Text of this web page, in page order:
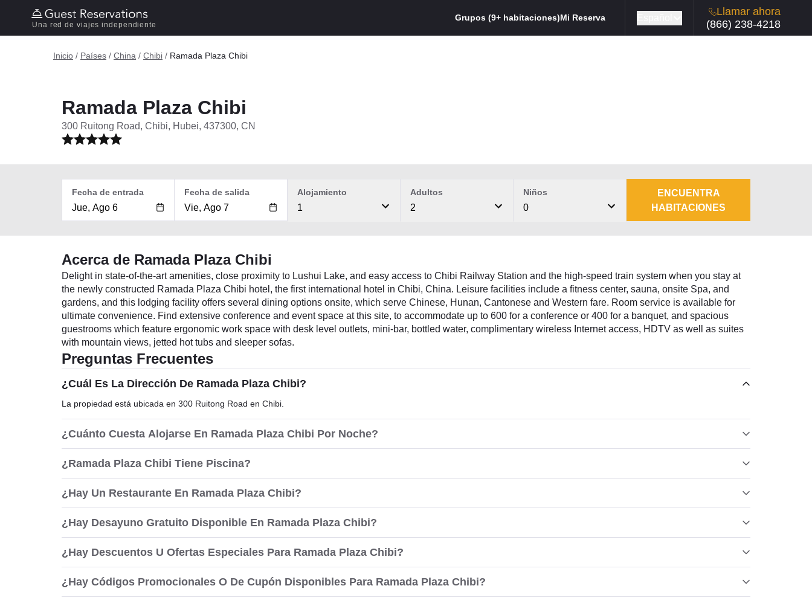
Una red de viajes independiente
Grupos (9+ habitaciones)Mi Reserva
Llamar ahora
(866) 238-4218
Inicio / Países / China / Chibi / Ramada Plaza Chibi
Ramada Plaza Chibi
300 Ruitong Road, Chibi, Hubei, 437300, CN
Fecha de entrada Fecha de salida
1
Alojamiento
2
Adultos
0
Niños
ENCUENTRA
HABITACIONES
Acerca de Ramada Plaza Chibi
Delight in state-of-the-art amenities, close proximity to Lushui Lake, and easy access to Chibi Railway Station and the high-speed train system when you stay at
the newly constructed Ramada Plaza Chibi hotel, the first international hotel in Chibi, China. Leisure facilities include a fitness center, sauna, onsite Spa, and
gardens, and this lodging facility offers several dining options onsite, which serve Chinese, Hunan, Cantonese and Western fare. Room service is available for
ultimate convenience. Find extensive conference and event space at this site, to accommodate up to 600 for a conference or 400 for a banquet, and spacious
guestrooms which feature ergonomic work space with desk level outlets, mini-bar, bottled water, complimentary wireless Internet access, HDTV as well as suites
with mountain views, jetted hot tubs and sleeper sofas.
Preguntas Frecuentes
¿Cuál Es La Dirección De Ramada Plaza Chibi?
La propiedad está ubicada en 300 Ruitong Road en Chibi.
¿Cuánto Cuesta Alojarse En Ramada Plaza Chibi Por Noche?
¿Ramada Plaza Chibi Tiene Piscina?
¿Hay Un Restaurante En Ramada Plaza Chibi?
¿Hay Desayuno Gratuito Disponible En Ramada Plaza Chibi?
¿Hay Descuentos U Ofertas Especiales Para Ramada Plaza Chibi?
¿Hay Códigos Promocionales O De Cupón Disponibles Para Ramada Plaza Chibi?